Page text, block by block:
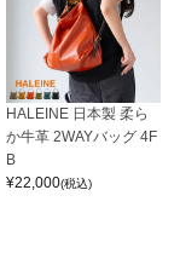
HALEINE 日本製 柔ら
か牛革 2WAYバッグ 4F
B
¥22,000(税込)